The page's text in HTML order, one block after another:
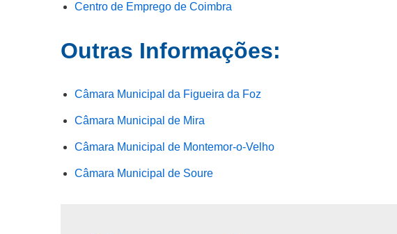
Centro de Emprego de Coimbra
Outras Informações:
Câmara Municipal da Figueira da Foz
Câmara Municipal de Mira
Câmara Municipal de Montemor-o-Velho
Câmara Municipal de Soure